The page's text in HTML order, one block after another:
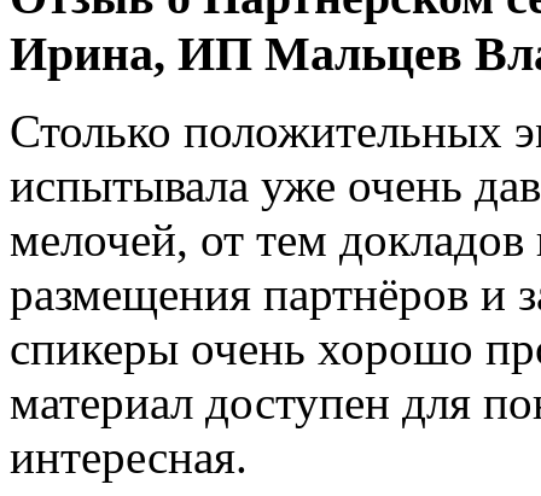
Ирина, ИП Мальцев
Столько положительных
испытывала уже очень
мелочей, от тем
размещения партнёров и
спикеры очень хорошо
материал доступен для
интересная.